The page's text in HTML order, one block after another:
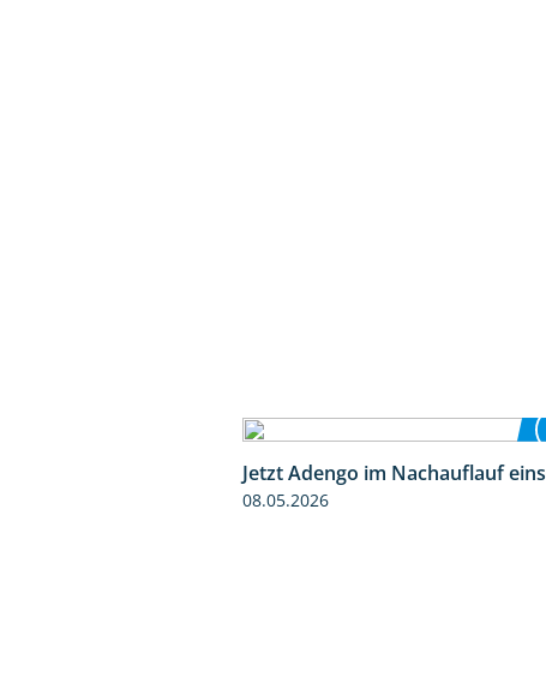
Jetzt Adengo im Nachauflauf
08.05.2026